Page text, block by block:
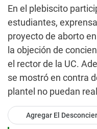
En el plebiscito
estudiantes,
proyecto de aborto
la objeción de
el rector de la UC.
se mostró en contra
plantel no puedan
Agregar El